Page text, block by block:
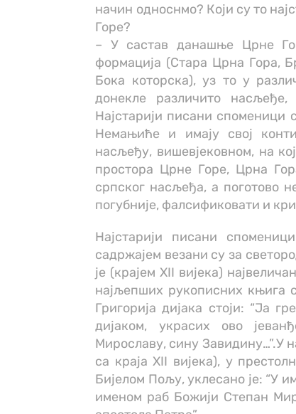
начин односнмо? Који су то
Горе?
– У састав данашње Црне
формација (Стара Црна Гора,
Бока которска), уз то у
донекле различито
Најстарији писани
Немањиће и имају свој
насљеђу, вишевјековном, на
простора Црне Горе, Црна
српског насљеђа, а поготово
погубније, фалсификовати и
Најстарији писани
садржајем везани су за
је (крајем XII вијека)
најљепших рукописних књига
Григорија дијака стоји: “Ја
дијаком, украсих ово
Мирославу, сину Завидину…”.У
са краја XII вијека), у
Бијелом Пољу, уклесано је: “У
именом раб Божији Степан